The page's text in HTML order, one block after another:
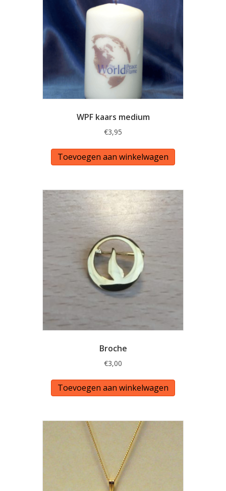
WPF kaars medium
€3,95
Toevoegen aan winkelwagen
Broche
€3,00
Toevoegen aan winkelwagen